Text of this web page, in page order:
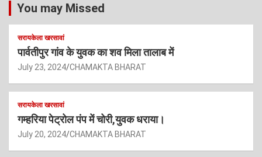
You may Missed
सरायकेला खरसावां
पार्वतीपुर गांव के युवक का शव मिला तालाब में
July 23, 2024 CHAMAKTA BHARAT
सरायकेला खरसावां
गम्हरिया पेट्रोल पंप में चोरी,युवक धराया।
July 20, 2024 CHAMAKTA BHARAT